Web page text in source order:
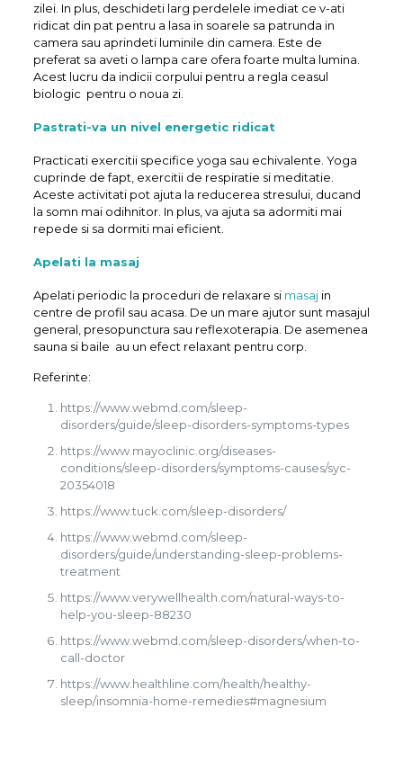
zilei. In plus, deschideti larg perdelele imediat ce v-ati
ridicat din pat pentru a lasa in soarele sa patrunda in
camera sau aprindeti luminile din camera. Este de
preferat sa aveti o lampa care ofera foarte multa lumina.
Acest lucru da indicii corpului pentru a regla ceasul
biologic pentru o noua zi.
Pastrati-va un nivel energetic ridicat
Practicati exercitii specifice yoga sau echivalente. Yoga
cuprinde de fapt, exercitii de respiratie si meditatie.
Aceste activitati pot ajuta la reducerea stresului, ducand
la somn mai odihnitor. In plus, va ajuta sa adormiti mai
repede si sa dormiti mai eficient.
Apelati la masaj
Apelati periodic la proceduri de relaxare si masajin
centre de profil sau acasa. De un mare ajutor sunt masajul
general, presopunctura sau reflexoterapia. De asemenea
sauna si baile au un efect relaxant pentru corp.
Referinte:
https://www.webmd.com/sleep-
disorders/guide/sleep-disorders-symptoms-types
https://www.mayoclinic.org/diseases-
conditions/sleep-disorders/symptoms-causes/syc-
20354018
https://www.tuck.com/sleep-disorders/
https://www.webmd.com/sleep-
disorders/guide/understanding-sleep-problems-
treatment
https://www.verywellhealth.com/natural-ways-to-
help-you-sleep-88230
https://www.webmd.com/sleep-disorders/when-to-
call-doctor
https://www.healthline.com/health/healthy-
sleep/insomnia-home-remedies#magnesium